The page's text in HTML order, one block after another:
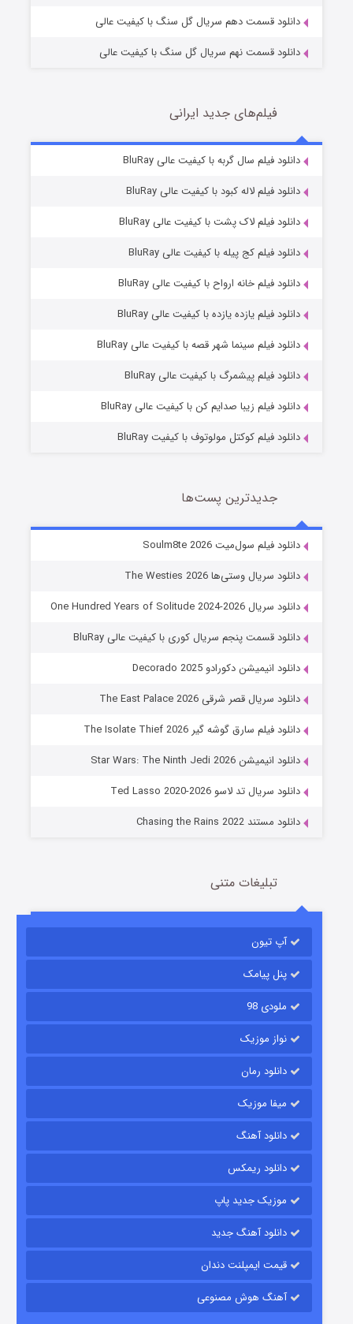
قسمت7 (زیرنویس) منتشر شد
خاندان اژدها فصل ۳
جادوگری در مغولستان
قسمت 14 (زیرنویس) منتشر شد
قسمت
دانلود قسمت دهم سریال گل سنگ با کیفیت عالی
دانلود قسمت نهم سریال گل سنگ با کیفیت عالی
فیلم‌های جدید ایرانی
دانلود فیلم سال گربه با کیفیت عالی BluRay
دانلود فیلم لاله کبود با کیفیت عالی BluRay
دانلود فیلم لاک پشت با کیفیت عالی BluRay
دانلود فیلم کج‌ پیله با کیفیت عالی BluRay
دانلود فیلم خانه ارواح با کیفیت عالی BluRay
دانلود فیلم یازده یازده با کیفیت عالی BluRay
دانلود فیلم سینما شهر قصه با کیفیت عالی BluRay
دانلود فیلم پیشمرگ با کیفیت عالی BluRay
دانلود فیلم زیبا صدایم کن با کیفیت عالی BluRay
دانلود فیلم کوکتل مولوتوف با کیفیت BluRay
جدیدترین پست‌ها
دانلود فیلم سول‌میت Soulm8te 2026
دانلود سریال وستی‌ها The Westies 2026
دانلود سریال One Hundred Years of Solitude 2024-2026
دانلود قسمت پنجم سریال کوری با کیفیت عالی BluRay
دانلود انیمیشن دکورادو Decorado 2025
دانلود سریال قصر شرقی The East Palace 2026
دانلود فیلم سارق گوشه گیر The Isolate Thief 2026
دانلود انیمیشن Star Wars: The Ninth Jedi 2026
دانلود سریال تد لاسو Ted Lasso 2020-2026
دانلود مستند Chasing the Rains 2022
تبلیغات متنی
آپ تیون
پنل پیامک
ملودی 98
نواز موزیک
دانلود رمان
میفا موزیک
دانلود آهنگ
دانلود ریمکس
موزیک جدید پاپ
دانلود آهنگ جدید
قیمت ایمپلنت دندان
آهنگ هوش مصنوعی